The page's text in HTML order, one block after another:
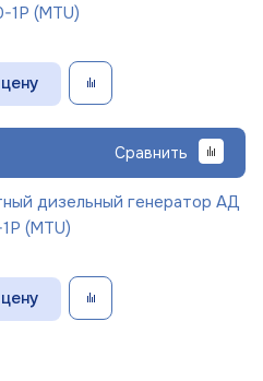
1Р (MTU)
Сравнить
дизельный генератор АД
(MTU)